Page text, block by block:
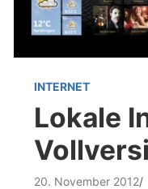
INTERNET
Lokale
20. November 2012